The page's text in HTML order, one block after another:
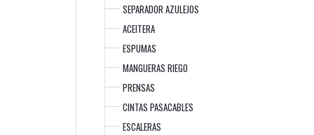
SEPARADOR AZULEJOS
ACEITERA
ESPUMAS
MANGUERAS RIEGO
PRENSAS
CINTAS PASACABLES
ESCALERAS